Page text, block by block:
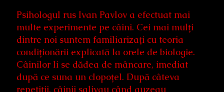
Psihologul rus Ivan Pavlov a efectuat mai
multe experimente pe câini. Cei mai mulți
dintre noi suntem familiarizați cu teoria
condiționării explicată la orele de biologie.
Câinilor li se dădea de mâncare, imediat
după ce suna un clopoțel. După câteva
repetiții, câinii salivau când auzeau